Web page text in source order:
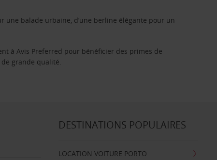
une balade urbaine, d’une berline élégante pour un
àAvis Preferred pour bénéficier des primes de
grande qualité.
DESTINATIONS POPULAIRES
LOCATION VOITURE PORTO